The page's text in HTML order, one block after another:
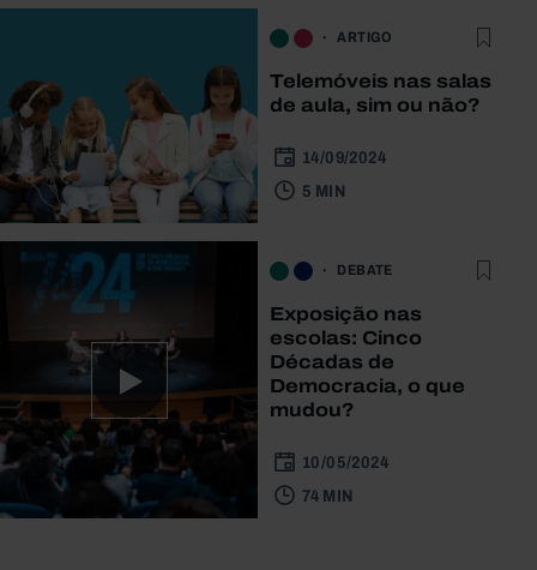
ARTIGO
Telemóveis nas salas
de aula, sim ou não?
14/09/2024
5 MIN
DEBATE
Exposição nas
escolas: Cinco
Décadas de
Democracia, o que
mudou?
10/05/2024
74 MIN